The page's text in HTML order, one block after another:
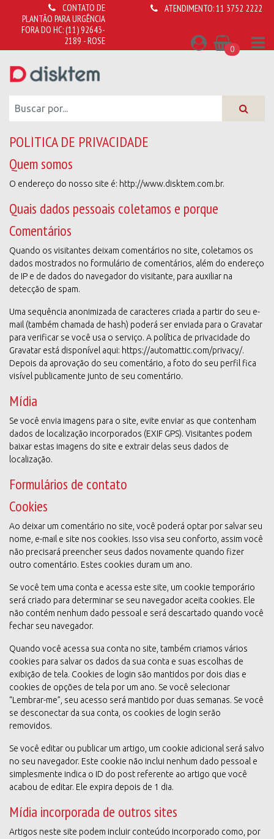
CONTATO DE
PLANTÃO PARA URGÊNCIA
FORA DO HC:(11) 92643-
2189 - ROSE
ATENDIMENTO:11 3752 2222
0
POLÍTICA DE PRIVACIDADE
Quem somos
O endereço do nosso site é: http://www.disktem.com.br.
Quais dados pessoais coletamos e porque
Comentários
Quando os visitantes deixam comentários no site, coletamos os
dados mostrados no formulário de comentários, além do endereço
de IP e de dados do navegador do visitante, para auxiliar na
detecção de spam.
Uma sequência anonimizada de caracteres criada a partir do seu e-
mail (também chamada de hash) poderá ser enviada para o Gravatar
para verificar se você usa o serviço. A política de privacidade do
Gravatar está disponível aqui: https://automattic.com/privacy/.
Depois da aprovação do seu comentário, a foto do seu perfil fica
visível publicamente junto de seu comentário.
Mídia
Se você envia imagens para o site, evite enviar as que contenham
dados de localização incorporados (EXIF GPS). Visitantes podem
baixar estas imagens do site e extrair delas seus dados de
localização.
Formulários de contato
Cookies
Ao deixar um comentário no site, você poderá optar por salvar seu
nome, e-mail e site nos cookies. Isso visa seu conforto, assim você
não precisará preencher seus dados novamente quando fizer
outro comentário. Estes cookies duram um ano.
Se você tem uma conta e acessa este site, um cookie temporário
será criado para determinar se seu navegador aceita cookies. Ele
não contém nenhum dado pessoal e será descartado quando você
fechar seu navegador.
Quando você acessa sua conta no site, também criamos vários
cookies para salvar os dados da sua conta e suas escolhas de
exibição de tela. Cookies de login são mantidos por dois dias e
cookies de opções de tela por um ano. Se você selecionar
“Lembrar-me”, seu acesso será mantido por duas semanas. Se você
se desconectar da sua conta, os cookies de login serão
removidos.
Se você editar ou publicar um artigo, um cookie adicional será salvo
no seu navegador. Este cookie não inclui nenhum dado pessoal e
simplesmente indica o ID do post referente ao artigo que você
acabou de editar. Ele expira depois de 1 dia.
Mídia incorporada de outros sites
Artigos neste site podem incluir conteúdo incorporado como, por